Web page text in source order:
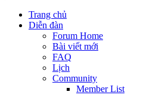
Trang chủ
Diễn đàn
Forum Home
Bài viết mới
FAQ
Lịch
Community
Member List